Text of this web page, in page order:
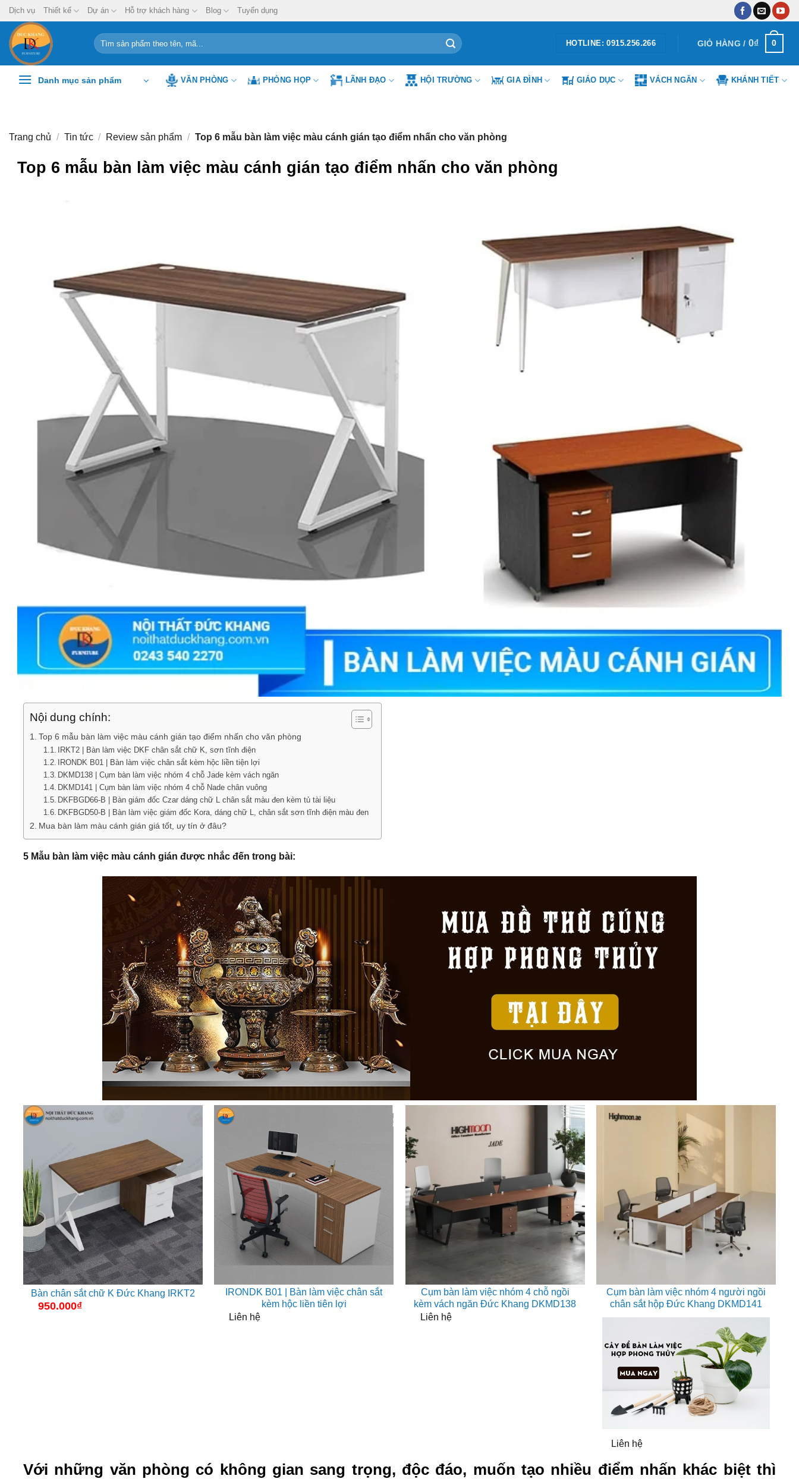
Chuyển
đến
nội
dung
Dịch vụ Thiết kế Dự án Hỗ trợ khách hàng Blog Tuyển dụng
Tìm
kiếm:
HOTLINE: 0915.256.266 GIỎ HÀNG / 0₫ 0
Danh mục sản phẩm VĂN PHÒNG PHÒNG HỌP LÃNH ĐẠO HỘI TRƯỜNG GIA ĐÌNH GIÁO DỤC VÁCH NGĂN KHÁNH TIẾT
Trang chủ / Tin tức / Review sản phẩm / Top 6 mẫu bàn làm việc màu cánh gián tạo điểm nhấn cho văn phòng
Top 6 mẫu bàn làm việc màu cánh gián tạo điểm nhấn cho văn phòng
Nội dung chính:
Top 6 mẫu bàn làm việc màu cánh gián tạo điểm nhấn cho văn phòng
IRKT2 | Bàn làm việc DKF chân sắt chữ K, sơn tĩnh điện
IRONDK B01 | Bàn làm việc chân sắt kèm hộc liền tiện lợi
DKMD138 | Cụm bàn làm việc nhóm 4 chỗ Jade kèm vách ngăn
DKMD141 | Cụm bàn làm việc nhóm 4 chỗ Nade chân vuông
DKFBGD66-B | Bàn giám đốc Czar dáng chữ L chân sắt màu đen kèm tủ tài liệu
DKFBGD50-B | Bàn làm việc giám đốc Kora, dáng chữ L, chân sắt sơn tĩnh điện màu đen
Mua bàn làm màu cánh gián giá tốt, uy tín ở đâu?
5 Mẫu bàn làm việc màu cánh gián được nhắc đến trong bài:
Bàn chân sắt chữ K Đức Khang IRKT2
950.000₫
IRONDK B01 | Bàn làm việc chân sắt
kèm hộc liền tiên lợi
Liên hệ
Cụm bàn làm việc nhóm 4 chỗ ngồi
kèm vách ngăn Đức Khang DKMD138
Liên hệ
Cụm bàn làm việc nhóm 4 người ngồi
chân sắt hộp Đức Khang DKMD141
Liên hệ
Với những văn phòng có không gian sang trọng, độc đáo, muốn tạo nhiều điểm nhấn khác biệt thì